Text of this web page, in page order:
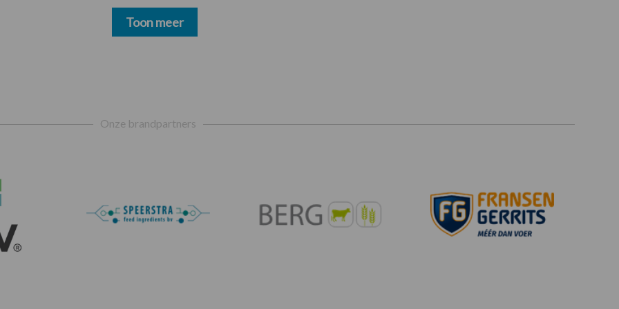
Toon meer
Onze brandpartners